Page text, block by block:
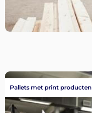
Pallets met print producten